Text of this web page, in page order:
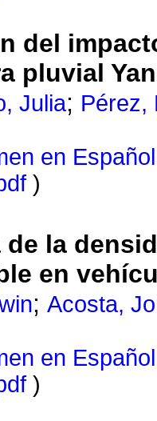
del
pluvial
Julia; Pérez,
en Español
)
la
en
; Acosta,
en Español
)